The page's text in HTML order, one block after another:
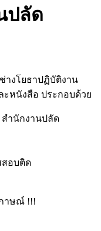
ปลัด
างโยธาปฏิบัติงาน
ะหนังสือ ประกอบด้วย
ำนักงานปลัด
สอบติด
าษณ์ !!!